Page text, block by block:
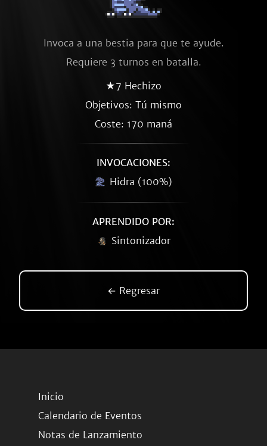
Invoca a una bestia para que te ayude.
Requiere 3 turnos en batalla.
★7 Hechizo
Objetivos: Tú mismo
Coste: 170 maná
INVOCACIONES:
Hidra (100%)
APRENDIDO POR:
Sintonizador
← Regresar
Inicio
Calendario de Eventos
Notas de Lanzamiento